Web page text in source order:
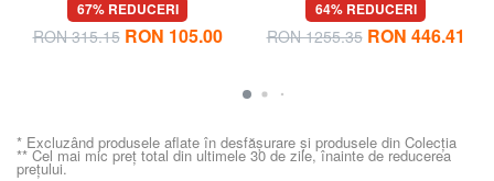
67% REDUCERI
RON 315.15 RON 105.00
64% REDUCERI
RON 1255.35 RON 446.41
* Excluzând produsele aflate în desfășurare și produsele din Colecția
** Cel mai mic preț total din ultimele 30 de zile, înainte de reducerea
prețului.